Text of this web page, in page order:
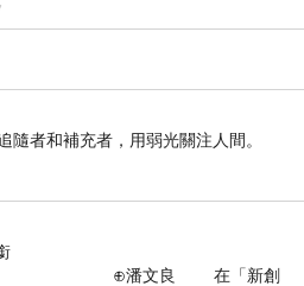
新作中，用湛藍的羽翼般色塊包覆著
隨者和補充者，用弱光關注人間。
在「新創